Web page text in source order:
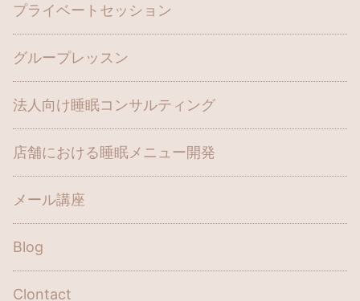
プライベートセッション
グループレッスン
法人向け睡眠コンサルティング
店舗における睡眠メニュー開発
メール講座
Blog
Clontact